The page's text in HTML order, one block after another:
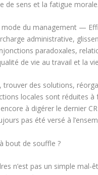
de sens et la fatigue morale.
mode du management —
administrative,
paradoxales,
de vie au travail et la
trouver des solutions,
locales sont réduites
à digérer le dernier
pas été versé à
bout de souffle ?
n’est pas un simple